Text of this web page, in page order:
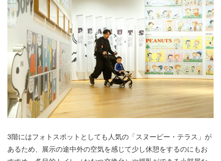
3階にはフォトスポットとしても人気の「スヌーピー・テラス」が
あるため、展示の途中外の空気を感じて少し休憩をするのにもお